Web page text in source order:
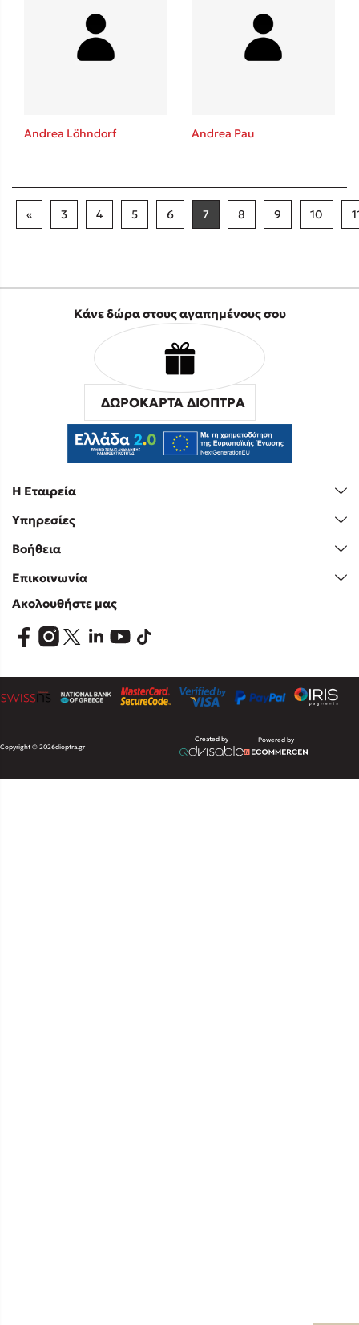
Andrea Löhndorf Andrea Pau
« 3 4 5 6 7 8 9 10
Η Εταιρεία
Υπηρεσίες
Βοήθεια
Επικοινωνία
Κάνε δώρα στους αγαπημένους σου
ΔΩΡΟΚΑΡΤΑ ΔΙΟΠΤΡΑ
Ακολουθήστε μας
Copyright © 2026dioptra.gr
Created by Powered by